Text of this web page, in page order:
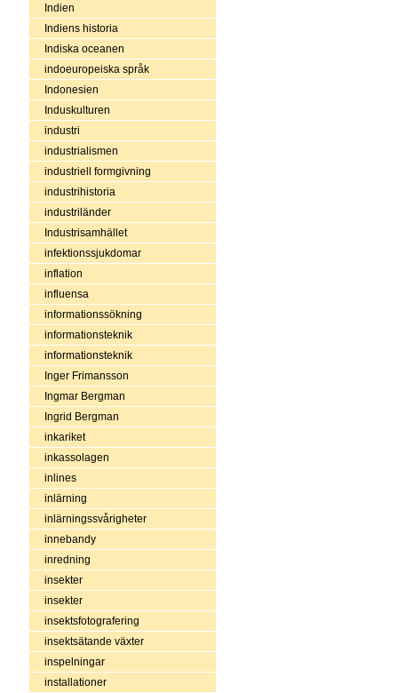
Indien
Indiens historia
Indiska oceanen
indoeuropeiska språk
Indonesien
Induskulturen
industri
industrialismen
industriell formgivning
industrihistoria
industriländer
Industrisamhället
infektionssjukdomar
inflation
influensa
informationssökning
informationsteknik
informationsteknik
Inger Frimansson
Ingmar Bergman
Ingrid Bergman
inkariket
inkassolagen
inlines
inlärning
inlärningssvårigheter
innebandy
inredning
insekter
insekter
insektsfotografering
insektsätande växter
inspelningar
installationer